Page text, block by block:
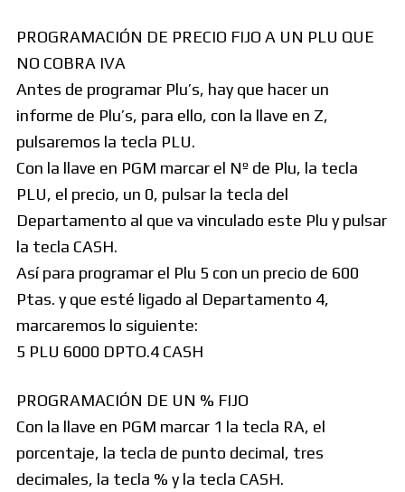
PROGRAMACIÓN DE PRECIO FIJO A UN PLU QUE
NO COBRA IVA
Antes de programar Plu’s, hay que hacer un
informe de Plu’s, para ello, con la llave en Z,
pulsaremos la tecla PLU.
Con la llave en PGM marcar el Nº de Plu, la tecla
PLU, el precio, un 0, pulsar la tecla del
Departamento al que va vinculado este Plu y pulsar
la tecla CASH.
Así para programar el Plu 5 con un precio de 600
Ptas. y que esté ligado al Departamento 4,
marcaremos lo siguiente:
5 PLU 6000 DPTO.4 CASH
PROGRAMACIÓN DE UN % FIJO
Con la llave en PGM marcar 1 la tecla RA, el
porcentaje, la tecla de punto decimal, tres
decimales, la tecla % y la tecla CASH.